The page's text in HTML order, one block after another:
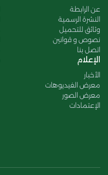
عن الرابطة
النشرة الرسمية
وثائق للتحميل
نصوص و قوانين
اتصل بنا
الإعلام
الأخبار
معرض الفيديوهات
معرض الصور
الإعتمادات